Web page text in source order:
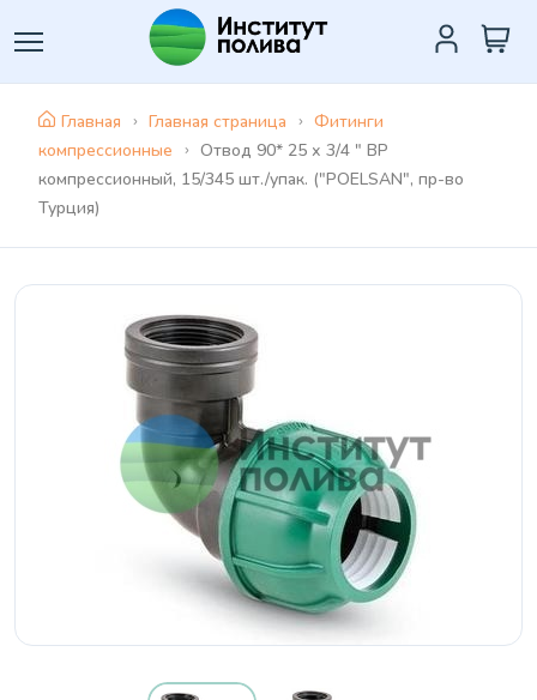
Главная Главная страница
Фитинги
компрессионные
Отвод 90* 25 х 3/4 " ВР
компрессионный, 15/345 шт./упак. ("POELSAN", пр-во
Турция)